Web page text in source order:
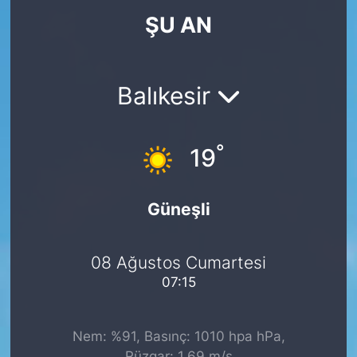
ŞU AN
Balıkesir
19°
Güneşli
08 Ağustos Cumartesi
07:15
Nem: %91, Basınç: 1010 hpa hPa,
KÖŞE YAZILARI
KÜLTÜR SANAT
SARIYER HABERLERİ